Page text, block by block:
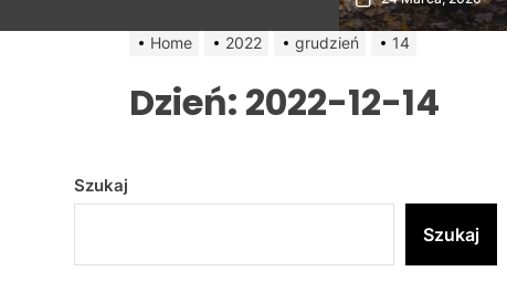
Home 2022 grudzień 14
Dzień: 2022-12-14
Szukaj
Szukaj